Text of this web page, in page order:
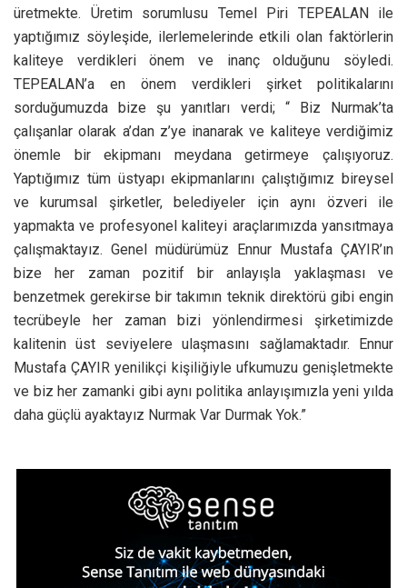
üretmekte. Üretim sorumlusu Temel Piri TEPEALAN ile
yaptığımız söyleşide, ilerlemelerinde etkili olan faktörlerin
kaliteye verdikleri önem ve inanç olduğunu söyledi.
TEPEALAN’a en önem verdikleri şirket politikalarını
sorduğumuzda bize şu yanıtları verdi; “ Biz Nurmak’ta
çalışanlar olarak a’dan z’ye inanarak ve kaliteye verdiğimiz
önemle bir ekipmanı meydana getirmeye çalışıyoruz.
Yaptığımız tüm üstyapı ekipmanlarını çalıştığımız bireysel
ve kurumsal şirketler, belediyeler için aynı özveri ile
yapmakta ve profesyonel kaliteyi araçlarımızda yansıtmaya
çalışmaktayız. Genel müdürümüz Ennur Mustafa ÇAYIR’ın
bize her zaman pozitif bir anlayışla yaklaşması ve
benzetmek gerekirse bir takımın teknik direktörü gibi engin
tecrübeyle her zaman bizi yönlendirmesi şirketimizde
kalitenin üst seviyelere ulaşmasını sağlamaktadır. Ennur
Mustafa ÇAYIR yenilikçi kişiliğiyle ufkumuzu genişletmekte
ve biz her zamanki gibi aynı politika anlayışımızla yeni yılda
daha güçlü ayaktayız Nurmak Var Durmak Yok.”